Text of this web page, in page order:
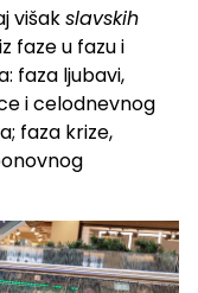
višakslavskih
faze u fazu i
faza ljubavi,
i celodnevnog
faza krize,